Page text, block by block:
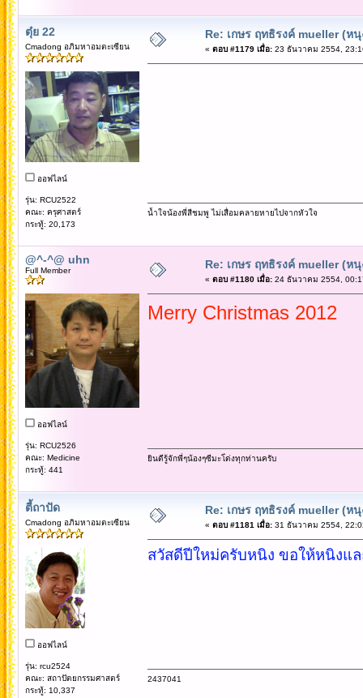
ตุ๋ย 22
Cmadong อภิมหาอมตะเซียน
ออฟไลน์
รุ่น: RCU2522
คณะ: ครุศาสตร์
กระทู้: 20,173
Re: เกษร ฤทธิรงค์ mueller (ห
« ตอบ #1179 เมื่อ:23 ธันวาคม 2554,
น้ำใจน้องพี่สีชมพู ไม่เสื่อมคลายหายไปจากหัวใจ
@^-^@ uhn
Full Member
ออฟไลน์
รุ่น: RCU2526
คณะ: Medicine
กระทู้: 441
Re: เกษร ฤทธิรงค์ mueller (ห
« ตอบ #1180 เมื่อ:24 ธันวาคม 2554,
Merry Christmas 2012
ยินดีรู้จักพี่ๆน้องๆซีมะโ่ด่งทุกท่านครับ
ตี้ถาปัด
Cmadong อภิมหาอมตะเซียน
ออฟไลน์
รุ่น: rcu2524
คณะ: สถาปัตยกรรมศาสตร์
กระทู้: 10,337
Re: เกษร ฤทธิรงค์ mueller (ห
« ตอบ #1181 เมื่อ:31 ธันวาคม 2554,
สวัสดีปีใหม่ครับหนิง ขอให้หนิงแ
2437041